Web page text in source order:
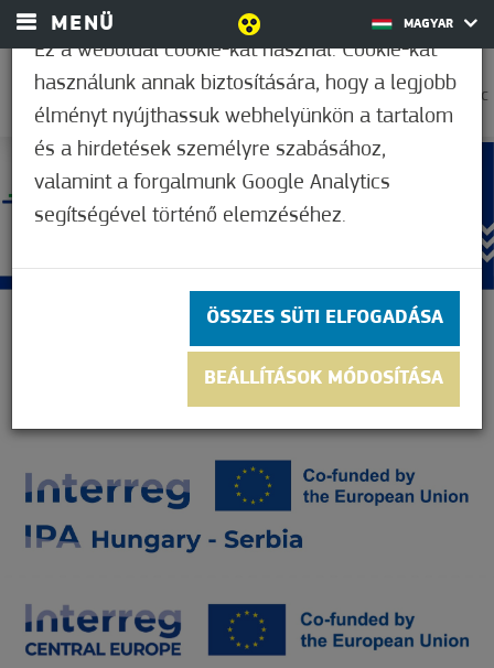
MENÜ MAGYAR
23,9°C
Ez a weboldal cookie-kat használ. Cookie-kat
használunk annak biztosítására, hogy a legjobb
élményt nyújthassuk webhelyünkön a tartalom
és a hirdetések személyre szabásához,
valamint a forgalmunk Google Analytics
segítségével történő elemzéséhez.
ÖSSZES SÜTI ELFOGADÁSA
BEÁLLÍTÁSOK MÓDOSÍTÁSA